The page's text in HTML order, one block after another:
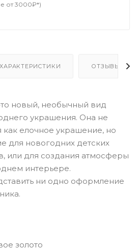
от 3000₽*)
ХАРАКТЕРИСТИКИ ОТЗЫВЫ
новый, необычный вид
украшения. Она не
как елочное украшение, но
для новогодних детских
или для создания атмосферы
интерьере.
ни одно оформление
золото